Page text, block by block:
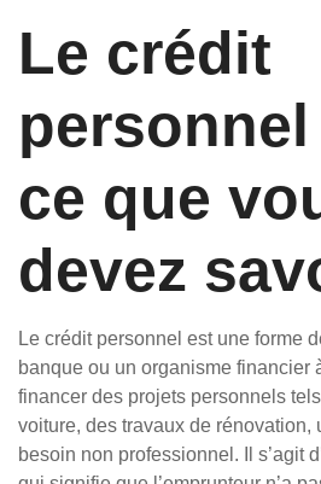
Le crédit
ce que
devez
Le crédit personnel est une forme
banque ou un organisme financier
financer des projets personnels tels
voiture, des travaux de rénovation,
besoin non professionnel. Il s’agit